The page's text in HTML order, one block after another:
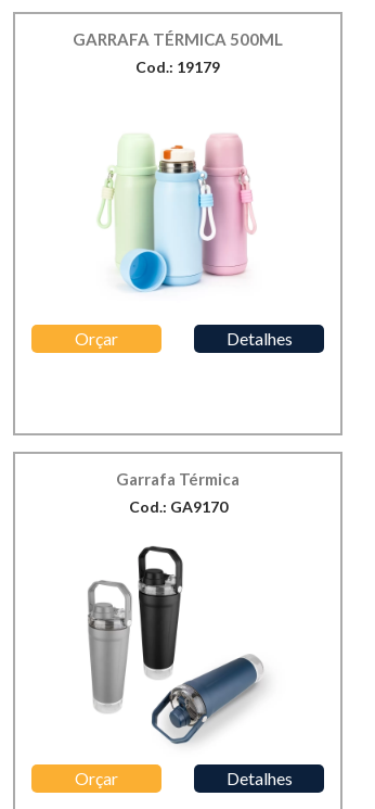
GARRAFA TÉRMICA 500ML
Cod.: 19179
Orçar Detalhes
Garrafa Térmica
Cod.: GA9170
Orçar Detalhes